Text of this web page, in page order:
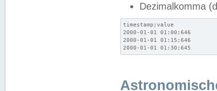
Dezimalkomma
timestamp;value
2000-01-01 01:00;646
2000-01-01 01:15;646
2000-01-01 01:30;645